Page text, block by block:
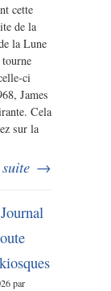
cette
de la
la Lune
ci
James
Cela
sur la
→
par